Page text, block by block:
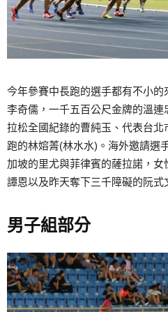
今年參賽中長跑的選手都有不小
李奇儒，一千五百公尺金牌的溫
拉松全國紀錄的曹純玉、代表台
跑的林嫆菁(林水水)。海外邀請選
加坡的里尤與菲律賓的薩拉諾，
譚恩以及昨天奪下三千障礙的阮式
男子組部分